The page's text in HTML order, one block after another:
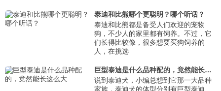
泰迪和比熊哪个更聪明？哪个听话？
泰迪和比熊都是备受人们欢迎的宠物
狗，不少人的家里都有饲养。不过，它
们长得比较像，很多想要买狗饲养的
人，在挑选
巨型泰迪是什么品种配的，竟然能长这么大
说到泰迪犬，小编总想到它那一大品种
家族，泰迪犬的体型分别有巨型泰迪、